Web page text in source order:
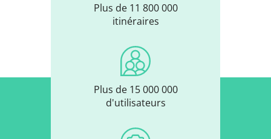
Plus de 11 800 000
itinéraires
Plus de 15 000 000
d'utilisateurs